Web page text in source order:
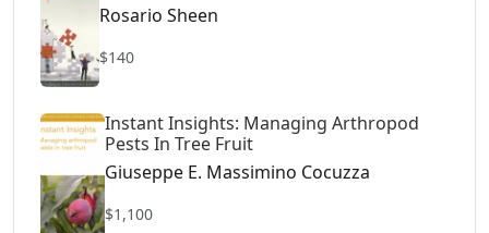
Rosario Sheen
$140
Instant Insights: Managing Arthropod
Pests In Tree Fruit
Giuseppe E. Massimino Cocuzza
$1,100